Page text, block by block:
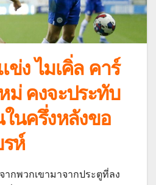
ง ไมเคิ่ล คาร์
ม่ คงจะประทับ
นครึ่งหลังขอ
ห์
ากพวกเขามาจากประตูที่ลง